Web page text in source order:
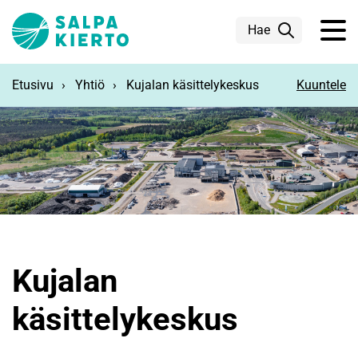
Hae
Etusivu Yhtiö Kujalan käsittelykeskus Kuuntele
Kujalan
käsittelykeskus